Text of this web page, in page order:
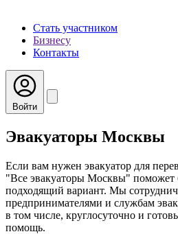
Стать участником
Бизнесу
Контакты
Войти
Эвакуаторы Москвы
Если вам нужен эвакуатор для
"Все эвакуаторы Москвы" поможет
подходящий вариант. Мы
предпринимателями и службам
в том числе, круглосуточно и
помощь.